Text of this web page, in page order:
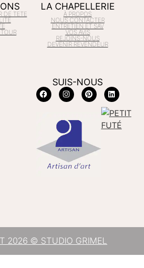
DE TETE
LA CHAPELLERIE
À PROPOS
NOUS CONTACTER
ENTRETIEN ET SAV
VOS AVIS
REJOINS-NOUS
DEVENIR REVENDEUR
SUIS-NOUS
2026 © STUDIO GRIMEL